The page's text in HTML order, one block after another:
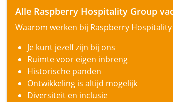
Alle Raspberry Hospitality Group
Waarom werken bij Raspberry
Je kunt jezelf zijn bij ons
Ruimte voor eigen inbreng
Historische panden
Ontwikkeling is altijd mogelijk
Diversiteit en inclusie